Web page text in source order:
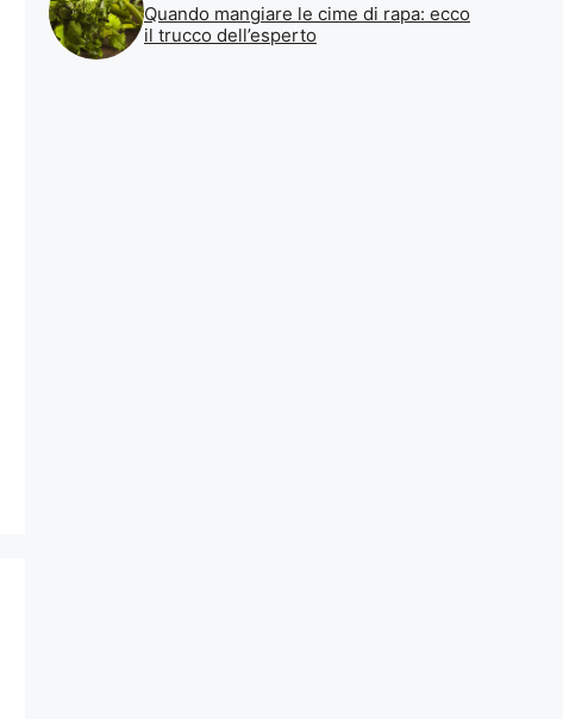
Quando mangiare le cime di rapa: ecco
il trucco dell’esperto